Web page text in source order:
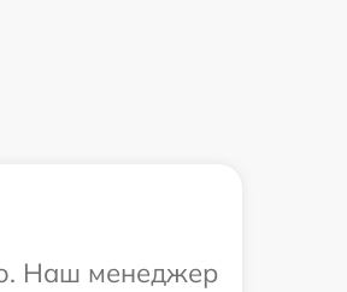
Наш менеджер